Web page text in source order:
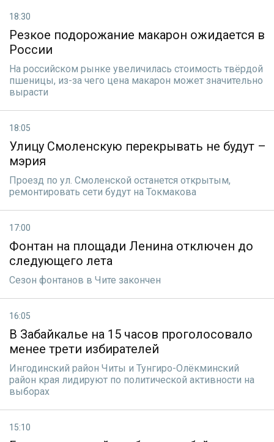
18:30
Резкое подорожание макарон ожидается в
России
На российском рынке увеличилась стоимость твёрдой
пшеницы, из-за чего цена макарон может значительно
вырасти
18:05
Улицу Смоленскую перекрывать не будут –
мэрия
Проезд по ул. Смоленской останется открытым,
ремонтировать сети будут на Токмакова
17:00
Фонтан на площади Ленина отключен до
следующего лета
Сезон фонтанов в Чите закончен
16:05
В Забайкалье на 15 часов проголосовало
менее трети избирателей
Ингодинский район Читы и Тунгиро-Олёкминский
район края лидируют по политической активности на
выборах
15:10